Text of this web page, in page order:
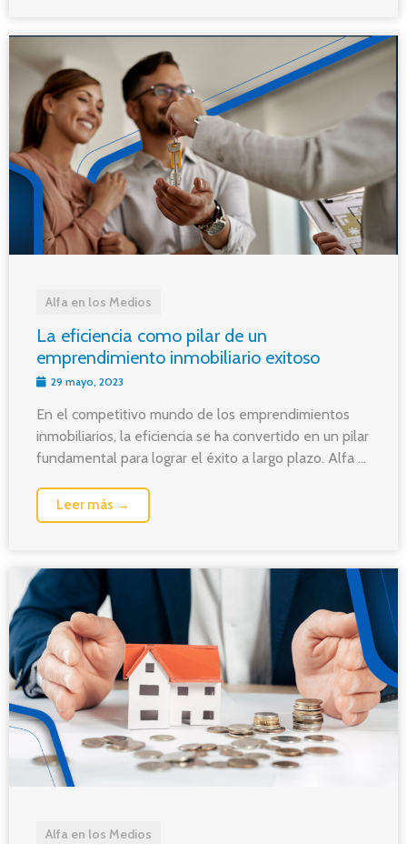
Alfa en los Medios
La eficiencia como pilar de un
emprendimiento inmobiliario exitoso
29 mayo, 2023
En el competitivo mundo de los emprendimientos
inmobiliarios, la eficiencia se ha convertido en un pilar
fundamental para lograr el éxito a largo plazo. Alfa ...
Leer más →
Alfa en los Medios